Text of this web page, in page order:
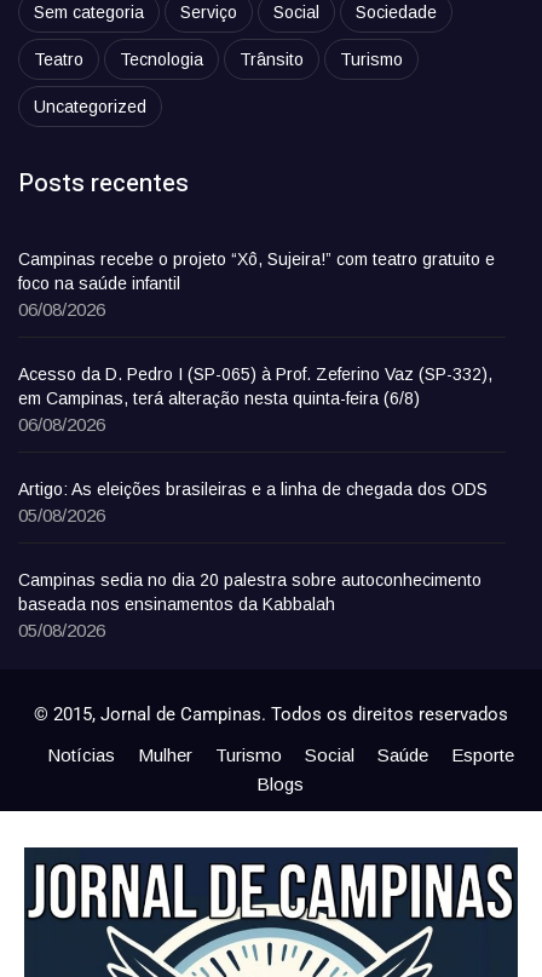
Sem categoria Serviço Social Sociedade
Teatro Tecnologia Trânsito Turismo
Uncategorized
Posts recentes
Campinas recebe o projeto “Xô, Sujeira!” com teatro gratuito e
foco na saúde infantil
06/08/2026
Acesso da D. Pedro I (SP-065) à Prof. Zeferino Vaz (SP-332),
em Campinas, terá alteração nesta quinta-feira (6/8)
06/08/2026
Artigo: As eleições brasileiras e a linha de chegada dos ODS
05/08/2026
Campinas sedia no dia 20 palestra sobre autoconhecimento
baseada nos ensinamentos da Kabbalah
05/08/2026
© 2015, Jornal de Campinas. Todos os direitos reservados
Notícias Mulher Turismo Social Saúde
Esporte
Blogs